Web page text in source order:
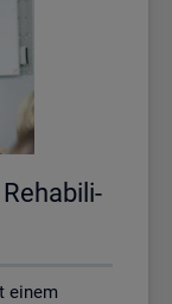
Re­ha­bi­li­
einem